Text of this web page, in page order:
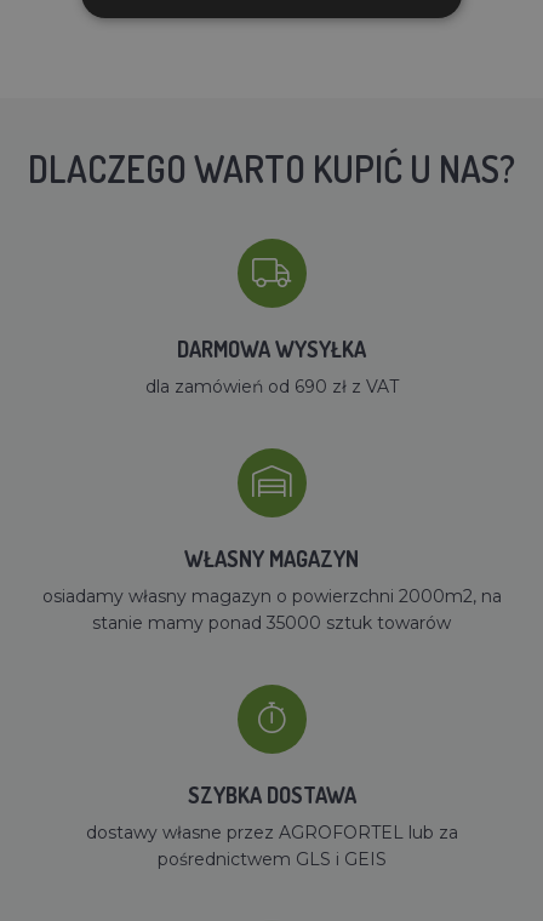
DLACZEGO WARTO KUPIĆ U NAS?
DARMOWA WYSYŁKA
dla zamówień od 690 zł z VAT
WŁASNY MAGAZYN
osiadamy własny magazyn o powierzchni 2000m2, na
stanie mamy ponad 35000 sztuk towarów
SZYBKA DOSTAWA
dostawy własne przez AGROFORTEL lub za
pośrednictwem GLS i GEIS